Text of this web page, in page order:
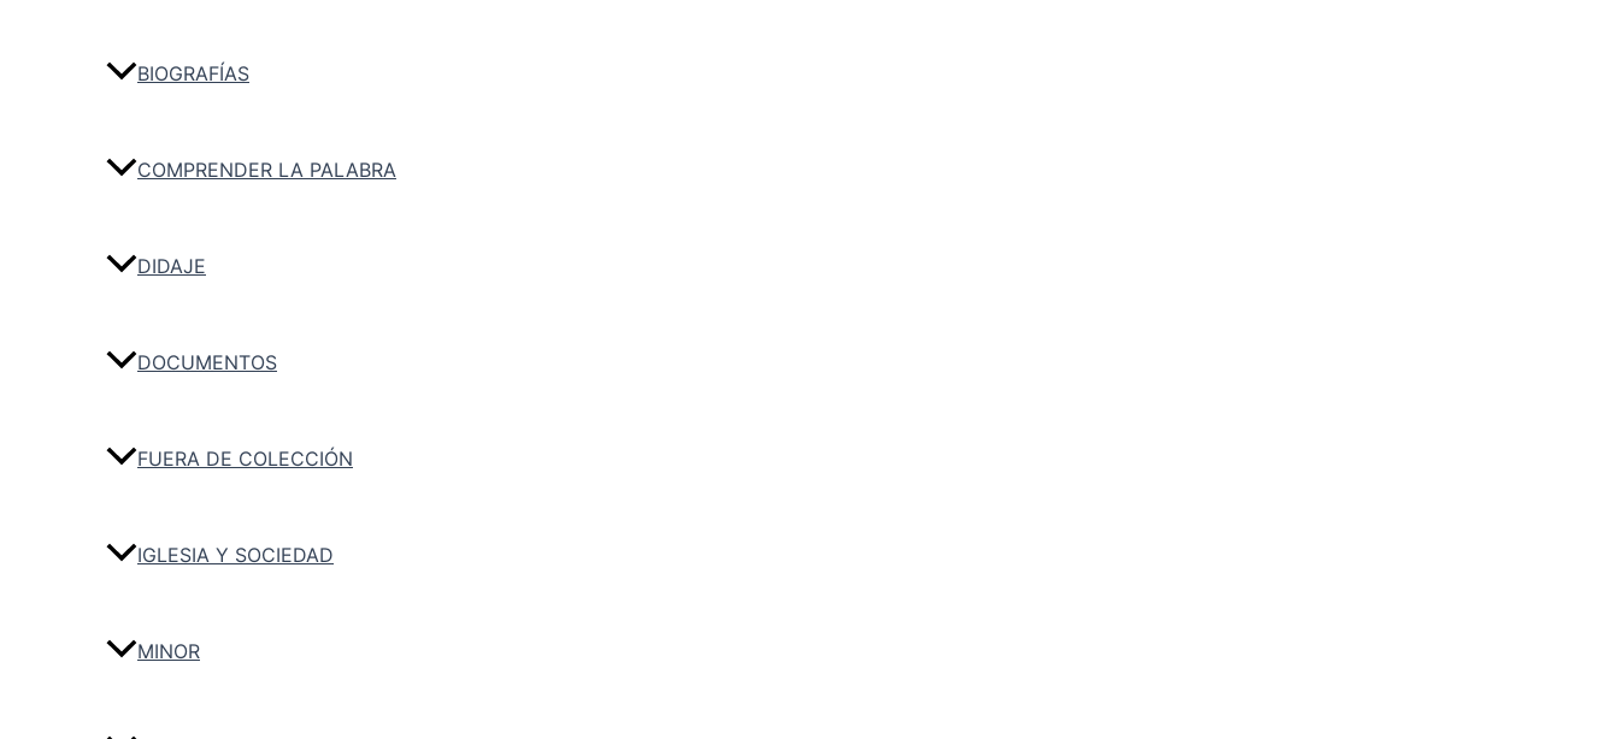
BIOGRAFÍAS
COMPRENDER LA PALABRA
DIDAJE
DOCUMENTOS
FUERA DE COLECCIÓN
IGLESIA Y SOCIEDAD
MINOR